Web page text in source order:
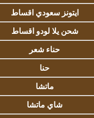
ايتونز سعودي اقساط
شحن يلا لودو اقساط
حناء شعر
حنا
ماتشا
شاي ماتشا